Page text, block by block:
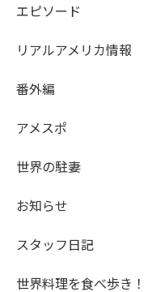
エピソード
リアルアメリカ情報
番外編
アメスポ
世界の駐妻
お知らせ
スタッフ日記
世界料理を食べ歩き！